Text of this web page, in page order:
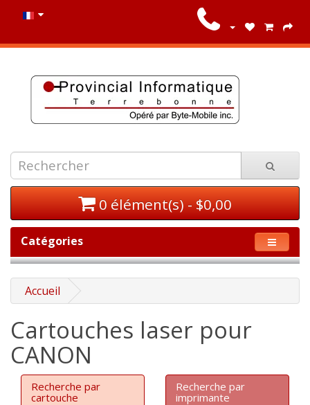
0 élément(s) - $0,00
Catégories
Accueil
Cartouches laser pour
CANON
Recherche par
cartouche
Recherche par
imprimante